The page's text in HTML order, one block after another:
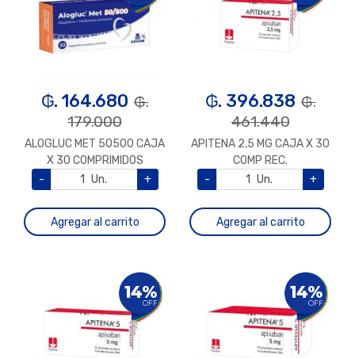
₲. 164.680 ₲.
179.000
ALOGLUC MET 50500 CAJA
X 30 COMPRIMIDOS
-
Un. +
Agregar al carrito
₲. 396.838 ₲.
461.440
APITENA 2,5 MG CAJA X 30
COMP REC.
-
Un. +
Agregar al carrito
14%
OFF
14%
OFF